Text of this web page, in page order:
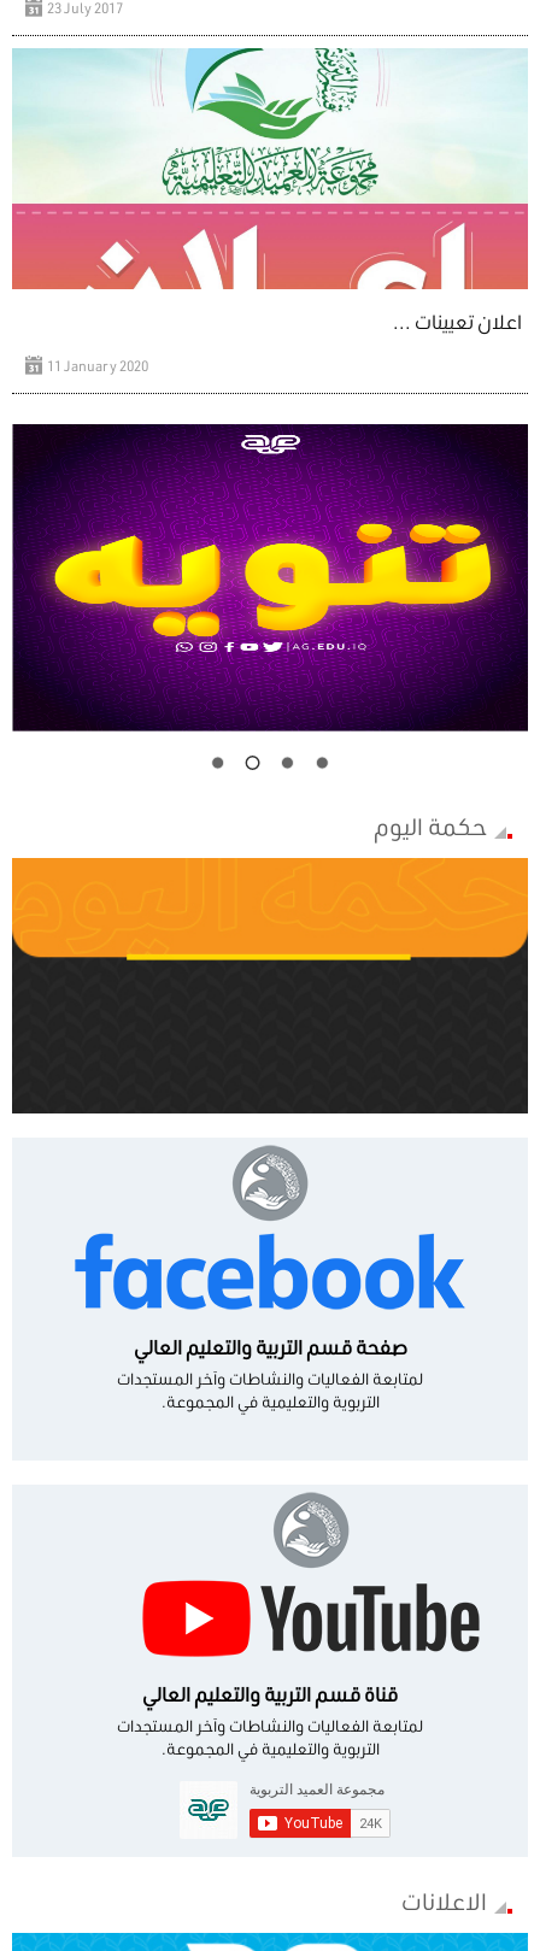
23 July 2017
اعلان تعيينات ...
11 January 2020
حكمة اليوم
صفحة قسم التربية والتعليم العالي
لمتابعة الفعاليات والنشاطات وآخر المستجدات
التربوية والتعليمية في المجموعة.
قناة قسم التربية والتعليم العالي
لمتابعة الفعاليات والنشاطات وآخر المستجدات
التربوية والتعليمية في المجموعة.
الاعلانات